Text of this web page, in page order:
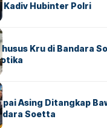
Kadiv Hubinter Polri
Kru di Bandara
Asing Ditangkap
Soetta